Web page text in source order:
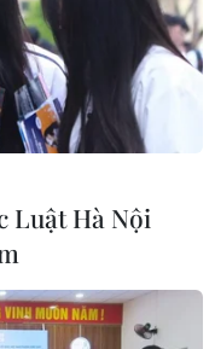
cáo
tin và Truyền thông
Email:
Luật Hà Nội